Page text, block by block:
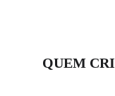
QUEM